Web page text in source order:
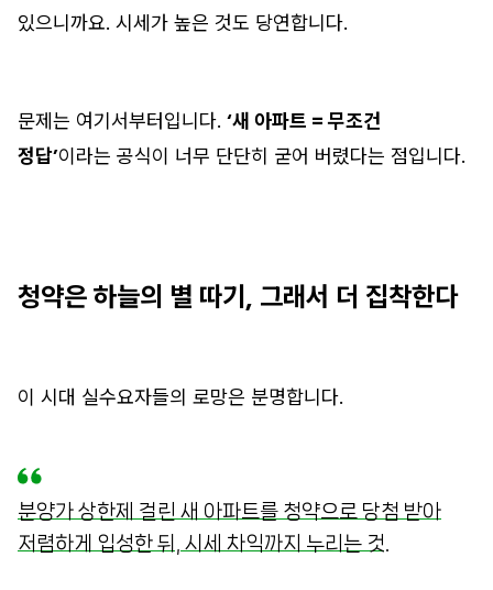
있으니까요. 시세가 높은 것도 당연합니다.
문제는 여기서부터입니다. ‘새 아파트 = 무조건
정답’이라는 공식이 너무 단단히 굳어 버렸다는 점입니다.
청약은 하늘의 별 따기, 그래서 더 집착한다
이 시대 실수요자들의 로망은 분명합니다.
분양가 상한제 걸린 새 아파트를 청약으로 당첨 받아
저렴하게 입성한 뒤, 시세 차익까지 누리는 것.